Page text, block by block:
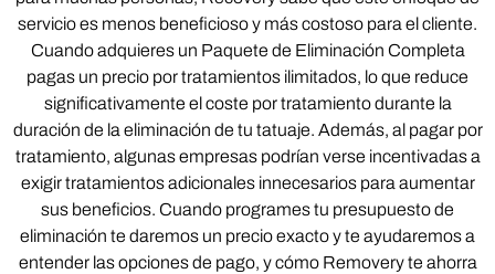
servicio es menos beneficioso y más costoso para el cliente.
Cuando adquieres un Paquete de Eliminación Completa
pagas un precio por tratamientos ilimitados, lo que reduce
significativamente el coste por tratamiento durante la
duración de la eliminación de tu tatuaje. Además, al pagar por
tratamiento, algunas empresas podrían verse incentivadas a
exigir tratamientos adicionales innecesarios para aumentar
sus beneficios. Cuando programes tu presupuesto de
eliminación te daremos un precio exacto y te ayudaremos a
entender las opciones de pago, y cómo Removery te ahorra